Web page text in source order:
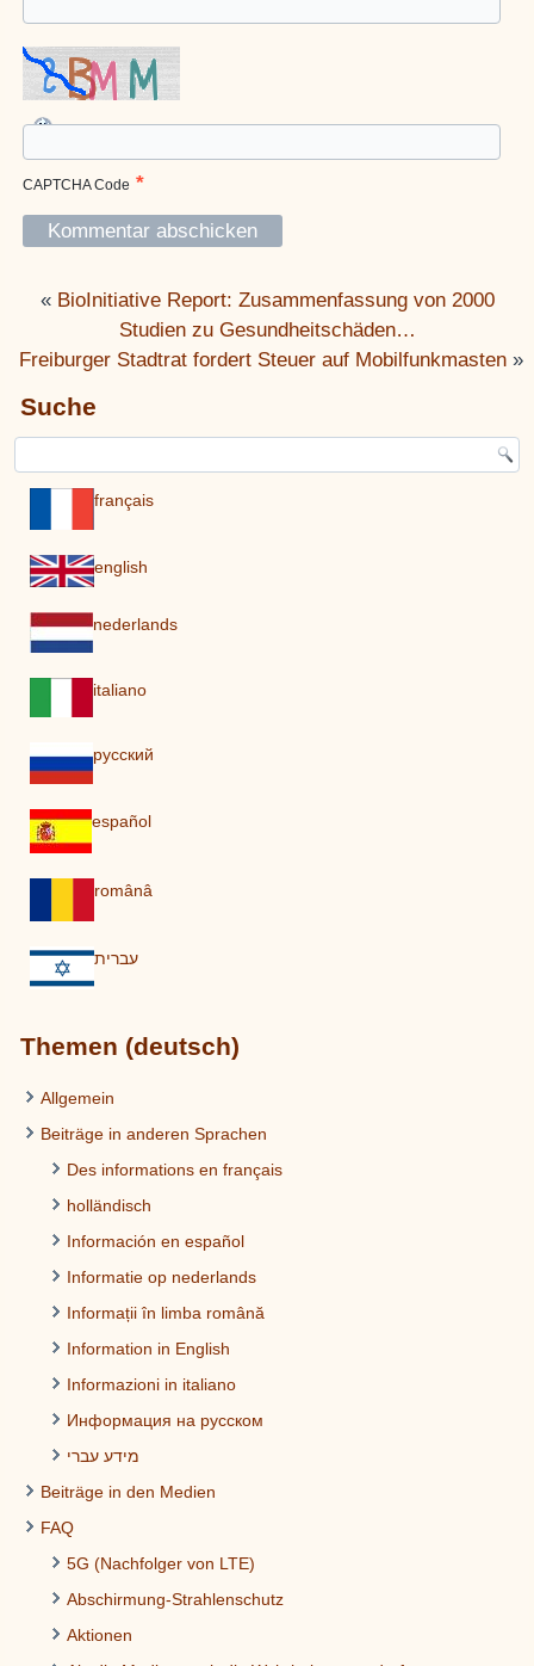
CAPTCHA Code *
« BioInitiative Report: Zusammenfassung von 2000
Studien zu Gesundheitschäden…
Freiburger Stadtrat fordert Steuer auf Mobilfunkmasten»
Suche
français
english
nederlands
italiano
pусский
español
românâ
עברית
Themen (deutsch)
Allgemein
Beiträge in anderen Sprachen
Des informations en français
holländisch
Información en español
Informatie op nederlands
Informații în limba română
Information in English
Informazioni in italiano
Информация на русском
מידע עברי
Beiträge in den Medien
FAQ
5G (Nachfolger von LTE)
Abschirmung-Strahlenschutz
Aktionen